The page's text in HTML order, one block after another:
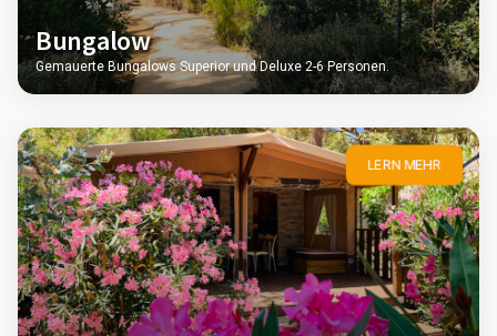
Bungalow
Gemauerte Bungalows Superior und Deluxe 2-6 Personen.
LERN MEHR